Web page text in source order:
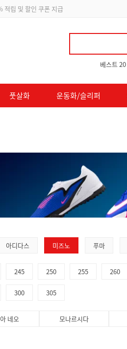
적립 및 할인 쿠폰 지급
베스트 20
풋살화 운동화/슬리퍼
아디다스 미즈노 푸마
245 250 255 260
300 305
네오 모나르시다